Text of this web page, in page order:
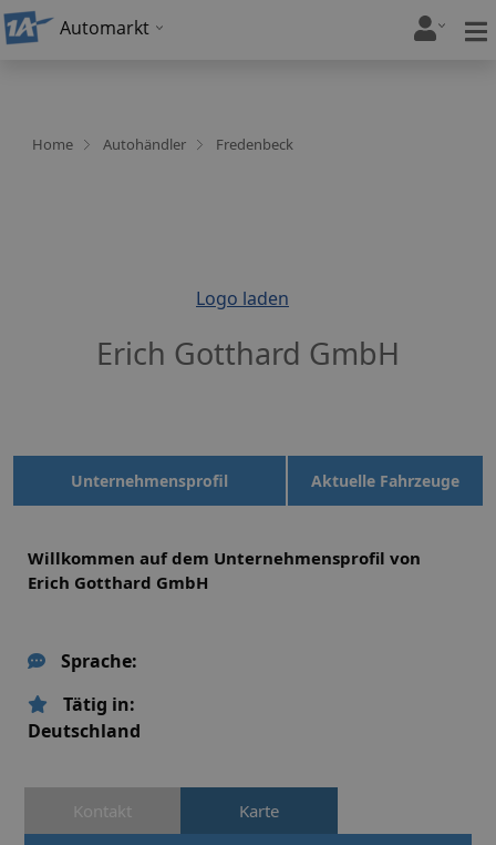
Automarkt
Home Autohändler Fredenbeck
Logo laden
Erich Gotthard GmbH
Unternehmensprofil Aktuelle Fahrzeuge
Willkommen auf dem Unternehmensprofil von
Erich Gotthard GmbH
Sprache:
Tätig in:
Deutschland
Kontakt Karte